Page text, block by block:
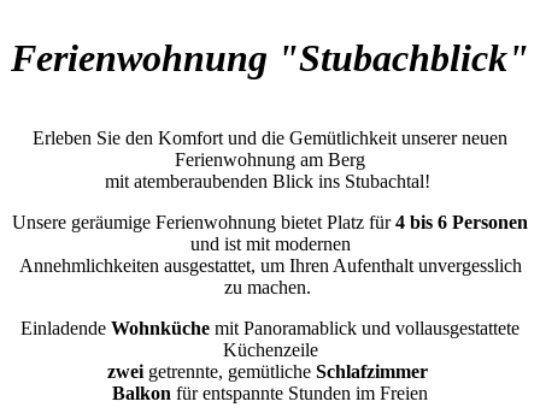
Ferienwohnung "Stubachblick"
Erleben Sie den Komfort und die Gemütlichkeit unserer neuen
Ferienwohnung am Berg
mit atemberaubenden Blick ins Stubachtal!
Unsere geräumige Ferienwohnung bietet Platz für4 bis 6 Personen
und ist mit modernen
Annehmlichkeiten ausgestattet, um Ihren Aufenthalt unvergesslich
zu machen.
Einladende Wohnküche mit Panoramablick und vollausgestattete
Küchenzeile
zwei getrennte, gemütliche Schlafzimmer
Balkon für entspannte Stunden im Freien